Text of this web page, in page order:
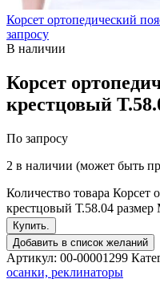
Корсет ортопедический
запросу
В наличии
Корсет
крестцовый
По запросу
2 в наличии (может быть
Количество товара Корсет
крестцовый Т.58.04 размер
Купить.
Добавить в список желаний
Артикул: 00-00001299
осанки, реклинаторы